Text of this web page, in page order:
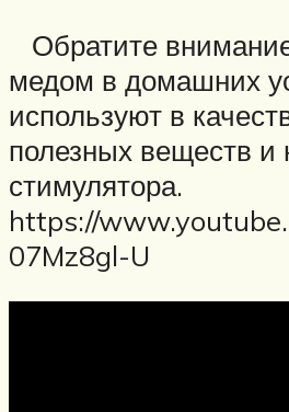
Обратите
медом в домашних
используют в
полезных веществ и
стимулятора.
https://
07Mz8gl-U